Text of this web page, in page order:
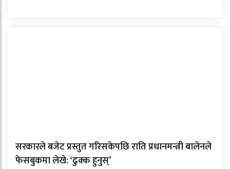
सरकारले बजेट प्रस्तुत गरिसकेपछि राति प्रधानमन्त्री बालेनले
फेसबुकमा लेखे: ‘ढुक्क हुनुस्’